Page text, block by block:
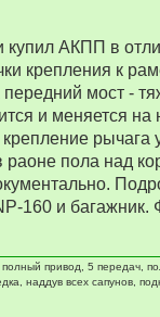
купил АКПП в
крепления к
мост -
и меняется на
рычага
пола над
160 и багажник.
привод, 5 передач,
наддув всех сапунов,